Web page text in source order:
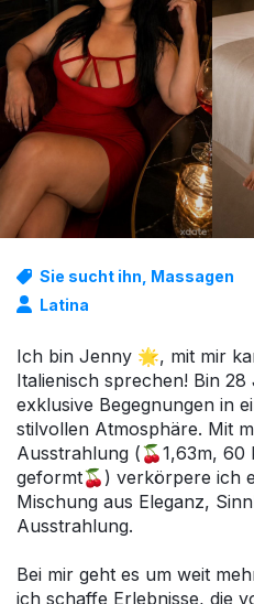
Sie sucht ihn, Massagen
Latina
Ich bin Jenny 🌟, mit mir
Italienisch sprechen! Bin
exklusive Begegnungen in
stilvollen Atmosphäre. Mit
Ausstrahlung (🍒1,63m, 60
geformt🍒) verkörpere ich
Mischung aus Eleganz,
Ausstrahlung.
Bei mir geht es um weit
ich schaffe Erlebnisse, die